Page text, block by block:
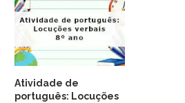
Atividade de
português: Locuções